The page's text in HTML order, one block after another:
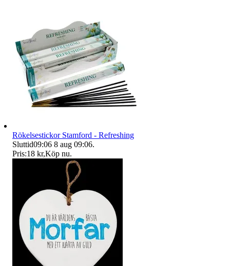
Rökelsestickor Stamford - Refreshing
Sluttid09:06 8 aug 09:06.
Pris:18 kr,Köp nu.